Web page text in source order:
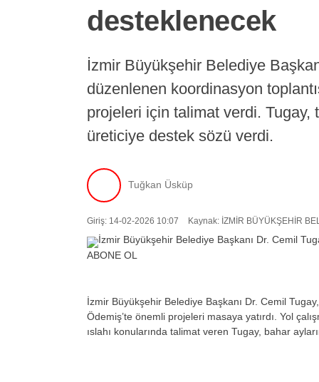
desteklenecek
İzmir Büyükşehir Belediye
düzenlenen koordinasyon
projeleri için talimat verdi. Tugay,
üreticiye destek sözü verdi.
Tuğkan Üsküp
Giriş: 14-02-2026 10:07 Kaynak: İZMİR BÜYÜKŞEHİR
ABONE OL
İzmir Büyükşehir Belediye Başkanı Dr. Cemil
Ödemiş’te önemli projeleri masaya yatırdı. Yol
ıslahı konularında talimat veren Tugay, bahar